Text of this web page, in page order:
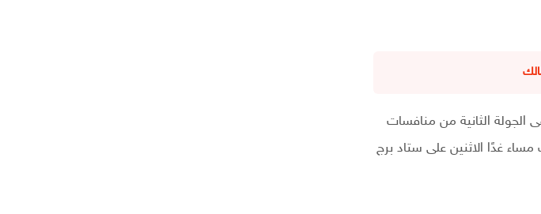
الجولة الثانية من منافسات
غدًا الاثنين على ستاد برج